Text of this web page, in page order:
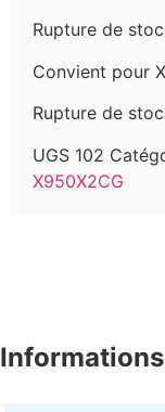
Rupture de
Convient pour
Rupture de
UGS 102
X950X2CG